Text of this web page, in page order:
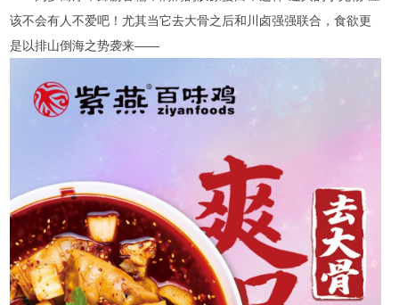
该不会有人不爱吧！尤其当它去大骨之后和川卤强强联合，食欲更
是以排山倒海之势袭来——